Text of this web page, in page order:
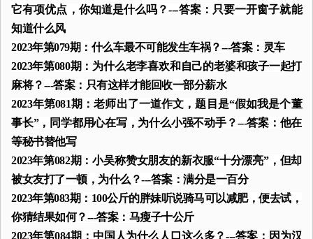
它有项优点，你知道是什么吗？---答案：只要一开窗子就能
知道什么风
2023年第079期：什么车最不可能发生车祸？---答案：灵车
2023年第080期：为什么老李喜欢和自己的老婆和孩子一起打
麻将？---答案：只有这样才能回收一部分薪水
2023年第081期：老师出了一道作文，题目是“假如我是个董
事长”，同学都用心在写，为什么小强不动手？---答案：他在
等秘书替他写
2023年第082期：小吴称赞女朋友的新衣服“十分漂亮”，但却
被女友打了一顿，为什么？---答案：满分是一百分
2023年第083期：100公斤的胖妹听说骑马可以减肥，便去试，
你猜结果如何？---答案：马瘦子十公斤
2023年第084期：中国人为什么人口这么多？---答案：因为汉